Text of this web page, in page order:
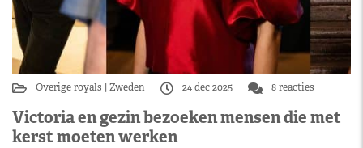
Overige royals Zweden 24 dec 2025 8 reacties
Victoria en gezin bezoeken mensen die met
kerst moeten werken